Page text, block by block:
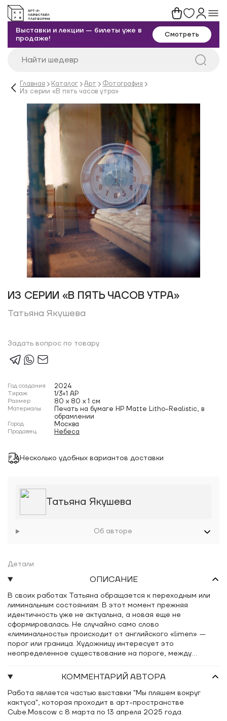
Выставки и лекции — билеты уже в
продаже!
Смотреть
Главная Каталог Арт
Фотография
Из серии «В пять часов утра»
ИЗ СЕРИИ «В ПЯТЬ ЧАСОВ УТРА»
Татьяна Якушева
Задать вопрос по товару
Год создания 2024
Тираж 1/3+1 AP
Размер 80 x 80 x 1 см
Материалы
Печать на бумаге HP Matte Litho-Realistic, в
обрамлении
Город Москва
Продавец Небеса
Несколько удобных вариантов доставки
Татьяна Якушева
Об авторе
Детали
ОПИСАНИЕ
В своих работах Татьяна обращается к переходным или
лиминальным состояниям. В этот момент прежняя
идентичность уже не актуальна, а новая еще не
сформировалась. Не случайно само слово
«лиминальность» происходит от английского «limen» —
порог или граница. Художницу интересует это
неопределенное существование на пороге, между
этом промежутке? Каково это —находиться в процессе
превращения? Традиционно с этими переходными
состояниями были связаны различные обряды—при
рождении, инициации, вступлении в брак, проводах в
загробный мир. Каждый раз человек отбрасывал свою
КОММЕНТАРИЙ АВТОРА
Работа является частью выставки "Мы пляшем вокруг
кактуса", которая проходит в арт-пространстве
Cube.Moscow c 8 марта по 13 апреля 2025 года.